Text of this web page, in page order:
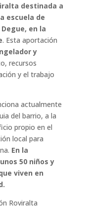
destinada a
escuela de
en la
. Esta aportación
y
recursos
y el trabajo
actualmente
del barrio, a la
propio en el
local para
En la
50 niños y
viven en
Roviralta